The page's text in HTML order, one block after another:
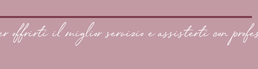
offrirti il miglior servizio e assisterti con